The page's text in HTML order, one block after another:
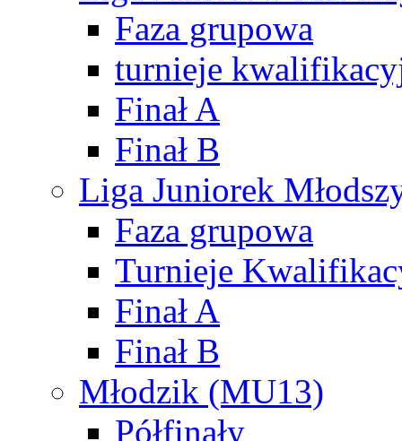
Faza grupowa
turnieje
Finał A
Finał B
Liga Juniorek
Faza grupowa
Turnieje
Finał A
Finał B
Młodzik (MU13)
Półfinały